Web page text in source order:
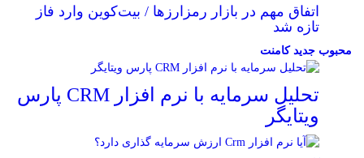
اتفاق مهم در بازار رمزارزها / بیت‌کوین وارد فاز
تازه شد
محبوب جدیدکامنت
تحلیل سرمایه با نرم افزار CRM پارس
ویتایگر